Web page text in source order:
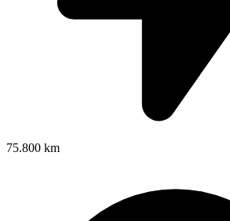
75.800 km